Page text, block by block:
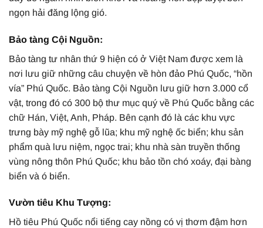
ngọn hải đăng lộng gió.
Bảo tàng Cội Nguồn:
Bảo tàng tư nhân thứ 9 hiện có ở Việt Nam được xem là
nơi lưu giữ những câu chuyện về hòn đảo Phú Quốc, “hồn
vía” Phú Quốc. Bảo tàng Cội Nguồn lưu giữ hơn 3.000 cổ
vật, trong đó có 300 bộ thư mục quý về Phú Quốc bằng các
chữ Hán, Việt, Anh, Pháp. Bên cạnh đó là các khu vực
trưng bày mỹ nghệ gỗ lũa; khu mỹ nghệ ốc biển; khu sản
phẩm quà lưu niệm, ngọc trai; khu nhà sàn truyền thống
vùng nông thôn Phú Quốc; khu bảo tồn chó xoáy, đại bàng
biển và ó biển.
Vườn tiêu Khu Tượng:
Hồ tiêu Phú Quốc nổi tiếng cay nồng có vị thơm đậm hơn